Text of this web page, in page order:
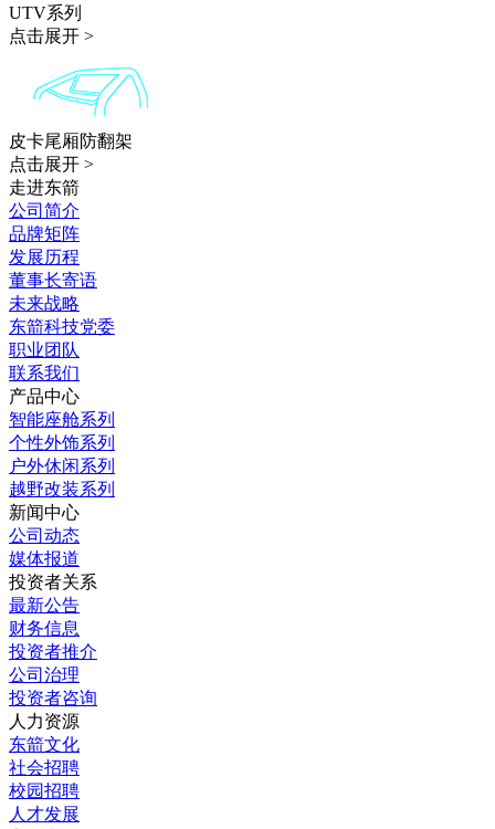
UTV系列
点击展开 >
皮卡尾厢防翻架
点击展开 >
走进东箭
公司简介
品牌矩阵
发展历程
董事长寄语
未来战略
东箭科技党委
职业团队
联系我们
产品中心
智能座舱系列
个性外饰系列
户外休闲系列
越野改装系列
新闻中心
公司动态
媒体报道
投资者关系
最新公告
财务信息
投资者推介
公司治理
投资者咨询
人力资源
东箭文化
社会招聘
校园招聘
人才发展